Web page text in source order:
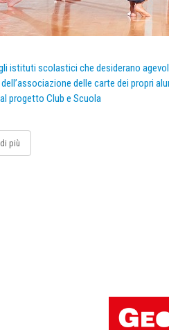
istituti scolastici che desiderano
delle carte dei propri
progetto Club e Scuola
più